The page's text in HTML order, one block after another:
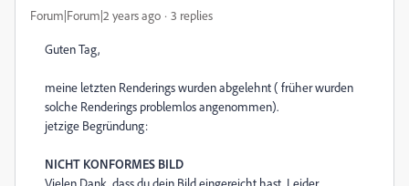
Forum|Forum|2 years ago 3 replies
Guten Tag,
meine letzten Renderings wurden abgelehnt ( früher wurden
solche Renderings problemlos angenommen).
jetzige Begründung:
NICHT KONFORMES BILD
Vielen Dank, dass du dein Bild eingereicht hast. Leider